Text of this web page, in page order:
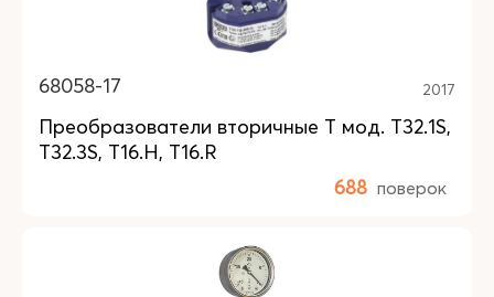
68058-17 2017
Преобразователи вторичные T мод. T32.1S,
T32.3S, T16.H, T16.R
688 поверок